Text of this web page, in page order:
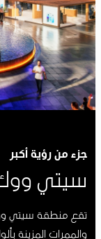
جزء من رؤية أكبر
سيتي
تقع منطقة سيتي
والممرات المزينة